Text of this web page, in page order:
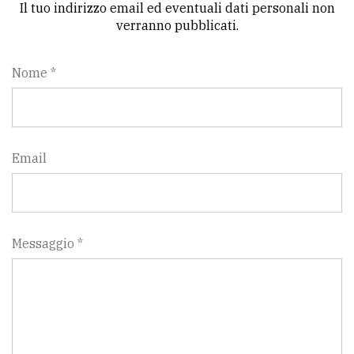
Il tuo indirizzo email ed eventuali dati personali non
verranno pubblicati.
Nome *
Email
Messaggio *